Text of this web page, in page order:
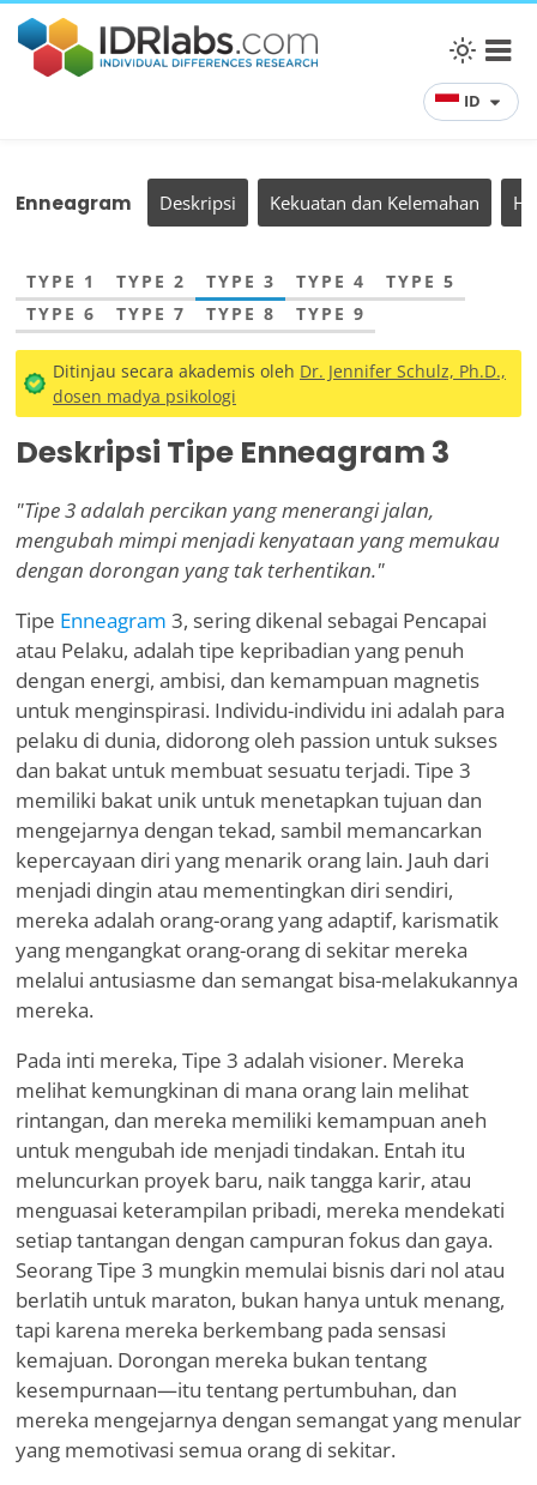
ID
Enneagram Deskripsi Kekuatan dan Kelemahan
TYPE 1 TYPE 2 TYPE 3 TYPE 4
TYPE 5
TYPE 6
TYPE 7 TYPE 8 TYPE 9
Ditinjau secara akademis oleh Dr. Jennifer Schulz, Ph.D.,
dosen madya psikologi
Deskripsi Tipe Enneagram 3
"Tipe 3 adalah percikan yang menerangi jalan,
mengubah mimpi menjadi kenyataan yang memukau
dengan dorongan yang tak terhentikan."
Tipe Enneagram 3, sering dikenal sebagai Pencapai
atau Pelaku, adalah tipe kepribadian yang penuh
dengan energi, ambisi, dan kemampuan magnetis
untuk menginspirasi. Individu-individu ini adalah para
pelaku di dunia, didorong oleh passion untuk sukses
dan bakat untuk membuat sesuatu terjadi. Tipe 3
memiliki bakat unik untuk menetapkan tujuan dan
mengejarnya dengan tekad, sambil memancarkan
kepercayaan diri yang menarik orang lain. Jauh dari
menjadi dingin atau mementingkan diri sendiri,
mereka adalah orang-orang yang adaptif, karismatik
yang mengangkat orang-orang di sekitar mereka
melalui antusiasme dan semangat bisa-melakukannya
mereka.
Pada inti mereka, Tipe 3 adalah visioner. Mereka
melihat kemungkinan di mana orang lain melihat
rintangan, dan mereka memiliki kemampuan aneh
untuk mengubah ide menjadi tindakan. Entah itu
meluncurkan proyek baru, naik tangga karir, atau
menguasai keterampilan pribadi, mereka mendekati
setiap tantangan dengan campuran fokus dan gaya.
Seorang Tipe 3 mungkin memulai bisnis dari nol atau
berlatih untuk maraton, bukan hanya untuk menang,
tapi karena mereka berkembang pada sensasi
kemajuan. Dorongan mereka bukan tentang
kesempurnaan—itu tentang pertumbuhan, dan
mereka mengejarnya dengan semangat yang menular
yang memotivasi semua orang di sekitar.